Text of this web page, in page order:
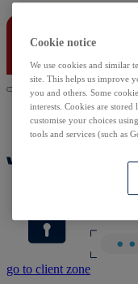
go to client zone
Cookie notice
We use cookies and similar
site. This helps us improve
you and others. Some
interests. Cookies are
customise your choices
tools and services (such as